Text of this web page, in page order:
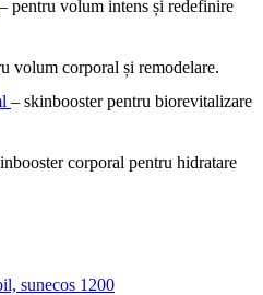
– pentru volum intens și redefinire
volum corporal și remodelare.
– skinbooster pentru biorevitalizare
corporal pentru hidratare